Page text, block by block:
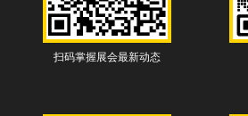
扫码掌握展会最新动态